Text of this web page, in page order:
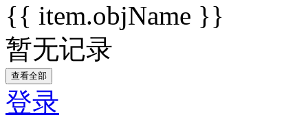
{{ item.objName }}
暂无记录
查看全部
登录